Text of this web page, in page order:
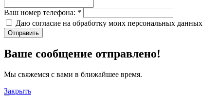
Ваш номер телефона: *
Даю согласие на обработку моих персональных данных
Отправить
Ваше сообщение отправлено!
Мы свяжемся с вами в ближайшее время.
Закрыть